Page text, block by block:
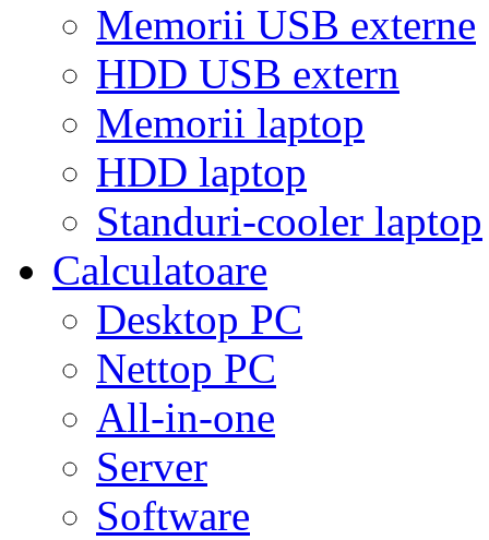
Memorii USB externe
HDD USB extern
Memorii laptop
HDD laptop
Standuri-cooler laptop
Calculatoare
Desktop PC
Nettop PC
All-in-one
Server
Software